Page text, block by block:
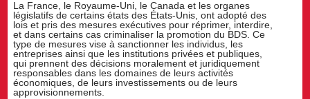
La France, le Royaume-Uni, le Canada et les organes
législatifs de certains états des États-Unis, ont adopté des
lois et pris des mesures exécutives pour réprimer, interdire,
et dans certains cas criminaliser la promotion du BDS. Ce
type de mesures vise à sanctionner les individus, les
entreprises ainsi que les institutions privées et publiques,
qui prennent des décisions moralement et juridiquement
responsables dans les domaines de leurs activités
économiques, de leurs investissements ou de leurs
approvisionnements.